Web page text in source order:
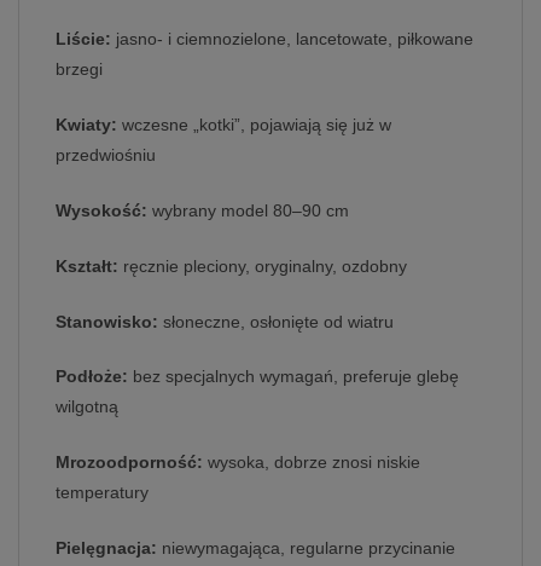
Liście: jasno‑ i ciemnozielone, lancetowate, piłkowane
brzegi
Kwiaty: wczesne „kotki”, pojawiają się już w
przedwiośniu
Wysokość: wybrany model 80–90 cm
Kształt: ręcznie pleciony, oryginalny, ozdobny
Stanowisko: słoneczne, osłonięte od wiatru
Podłoże: bez specjalnych wymagań, preferuje glebę
wilgotną
Mrozoodporność: wysoka, dobrze znosi niskie
temperatury
Pielęgnacja: niewymagająca, regularne przycinanie